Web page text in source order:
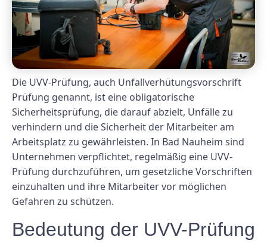
Die UVV-Prüfung, auch Unfallverhütungsvorschrift
Prüfung genannt, ist eine obligatorische
Sicherheitsprüfung, die darauf abzielt, Unfälle zu
verhindern und die Sicherheit der Mitarbeiter am
Arbeitsplatz zu gewährleisten. In Bad Nauheim sind
Unternehmen verpflichtet, regelmäßig eine UVV-
Prüfung durchzuführen, um gesetzliche Vorschriften
einzuhalten und ihre Mitarbeiter vor möglichen
Gefahren zu schützen.
Bedeutung der UVV-Prüfung